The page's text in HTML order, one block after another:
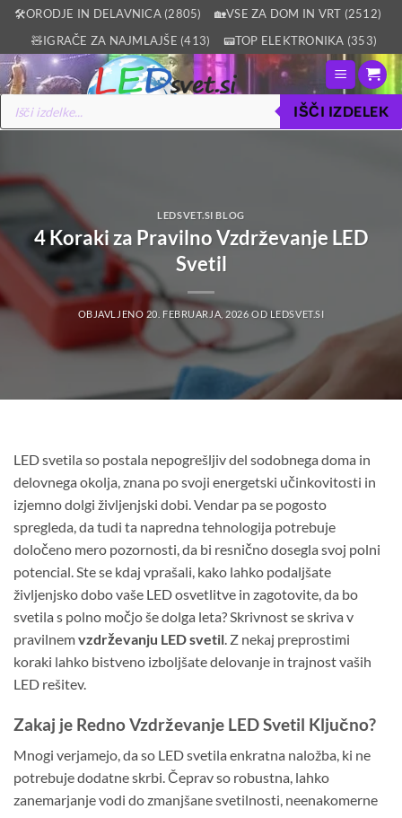
Skoči
vsebino
🛠️ORODJE IN DELAVNICA (2805)
🏡VSE ZA DOM IN VRT (2512)
🧸IGRAČE ZA NAJMLAJŠE (413)
📟TOP ELEKTRONIKA (353)
Products
search
IŠČI IZDELEK
LEDSVET.SI BLOG
4 Koraki za Pravilno Vzdrževanje LED
Svetil
OBJAVLJENO 20. FEBRUARJA, 2026 OD LEDSVET.SI
LED svetila so postala nepogrešljiv del sodobnega doma in
delovnega okolja, znana po svoji energetski učinkovitosti in
izjemno dolgi življenjski dobi. Vendar pa se pogosto
spregleda, da tudi ta napredna tehnologija potrebuje
določeno mero pozornosti, da bi resnično dosegla svoj polni
potencial. Ste se kdaj vprašali, kako lahko podaljšate
življenjsko dobo vaše LED osvetlitve in zagotovite, da bo
svetila s polno močjo še dolga leta? Skrivnost se skriva v
pravilnemvzdrževanju LED svetil. Z nekaj preprostimi
koraki lahko bistveno izboljšate delovanje in trajnost vaših
LED rešitev.
Zakaj je Redno Vzdrževanje LED Svetil Ključno?
Mnogi verjamejo, da so LED svetila enkratna naložba, ki ne
potrebuje dodatne skrbi. Čeprav so robustna, lahko
zanemarjanje vodi do zmanjšane svetilnosti, neenakomerne